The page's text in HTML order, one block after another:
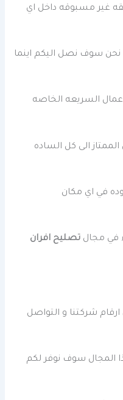
غير مسبوقه داخل اي
نحن سوف نصل اليكم اينما
السريعه الخاصه
الى كل الساده
في اي مكان
في مجالتصليح افران
شركتنا و التواصل
المجال سوف نوفر لكم